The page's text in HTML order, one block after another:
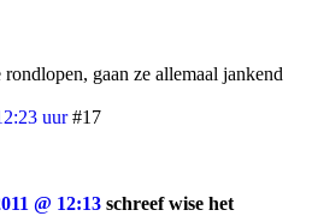
gaan ze allemaal jankend
uur #17
@ 12:13 schreef wise het